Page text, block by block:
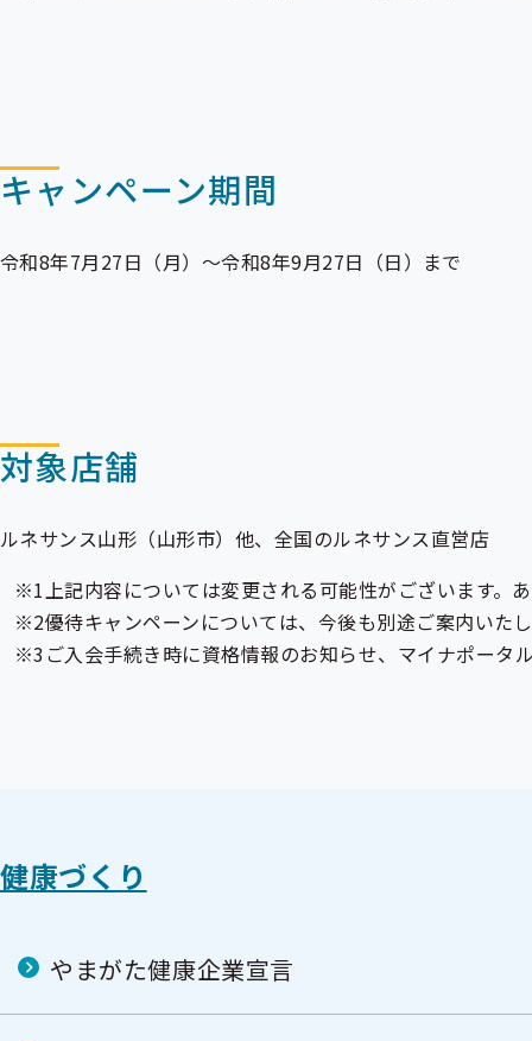
キャンペーン期間
令和8年7月27日（月）～令和8年9月27日（日）まで
対象店舗
ルネサンス山形（山形市）他、全国のルネサンス直営店
上記内容については変更される可能性がございます。
優待キャンペーンについては、今後も別途ご案内いたし
ご入会手続き時に資格情報のお知らせ、マイナポータ
健康づくり
やまがた健康企業宣言